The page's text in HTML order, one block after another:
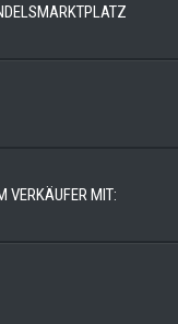
VERKÄUFER MIT: